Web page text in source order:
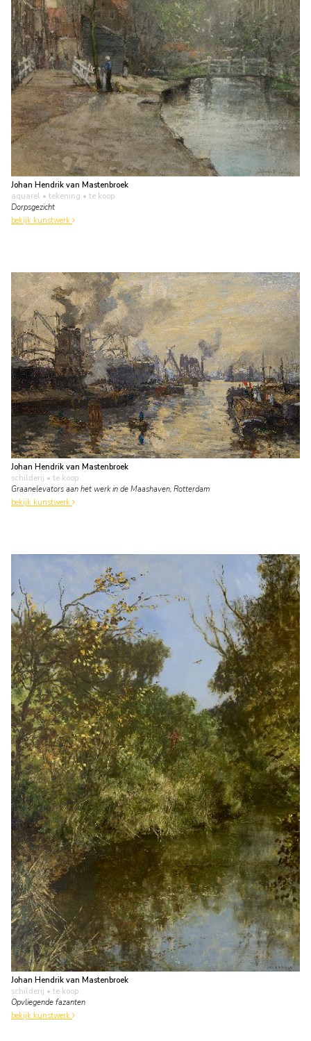
Johan Hendrik van Mastenbroek
aquarel • tekening • te koop
Dorpsgezicht
bekijk kunstwerk
Johan Hendrik van Mastenbroek
schilderij • te koop
Graanelevators aan het werk in de Maashaven, Rotterdam
bekijk kunstwerk
Johan Hendrik van Mastenbroek
schilderij • te koop
Opvliegende fazanten
bekijk kunstwerk